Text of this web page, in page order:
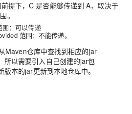
提下，C 是否能够传递到 A，取决于
。
：可以传递
范围：不能传递。
Maven仓库中查找到相应的jar
所以需要引入自己创建的jar包
本的jar更新到本地仓库中。